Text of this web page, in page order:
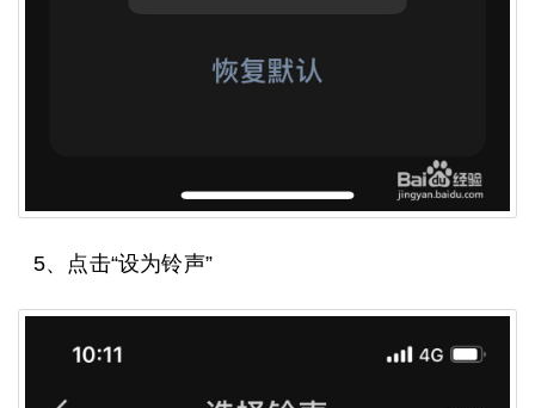
5、点击“设为铃声”